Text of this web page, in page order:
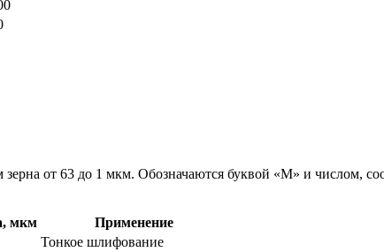
зерна от 63 до 1 мкм. Обозначаются буквой «М» и числом,
мкм
Применение
Тонкое шлифование